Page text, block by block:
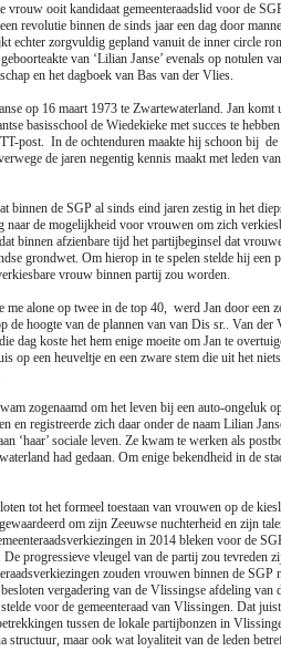
vrouw ooit kandidaat gemeenteraadslid voor de
revolutie binnen de sinds jaar een dag door
echter zorgvuldig gepland vanuit de inner circle
van ‘Lilian Janse’ evenals op notulen
en het dagboek van Bas van der Vlies.
op 16 maart 1973 te Zwartewaterland. Jan komt
basisschool de Wiedekieke met succes te
post. In de ochtenduren maakte hij schoon bij
de jaren negentig kennis maakt met leden
binnen de SGP al sinds eind jaren zestig in het
de mogelijkheid voor vrouwen om zich
binnen afzienbare tijd het partijbeginsel dat
grondwet. Om hierop in te spelen stelde hij een
vrouw binnen partij zou worden.
alone op twee in de top 40, werd Jan door een
hoogte van de plannen van van Dis sr.. Van der
dag koste het hem enige moeite om Jan te
op een heuveltje en een zware stem die uit het
zogenaamd om het leven bij een auto-ongeluk
registreerde zich daar onder de naam Lilian
sociale leven. Ze kwam te werken als
had gedaan. Om enige bekendheid in de
tot het formeel toestaan van vrouwen op de
om zijn Zeeuwse nuchterheid en zijn
in 2014 bleken voor de
progressieve vleugel van de partij zou tevreden
zouden vrouwen binnen de SGP
vergadering van de Vlissingse afdeling van
voor de gemeenteraad van Vlissingen. Dat
tussen de lokale partijbonzen in
structuur, maar ook wat loyaliteit van de leden